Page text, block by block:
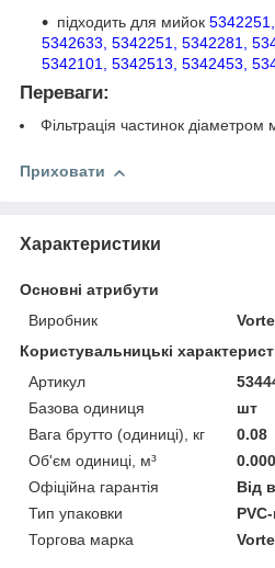
підходить для мийок 5342251
5342633 5342251 5342281
5342101
5342513 5342453
Переваги:
Фільтрація частинок
Приховати
Характеристики
Основні атрибути
Виробник
Користувальницькі
Артикул
Базова одиниця
шт
Вага брутто (одиниці), кг
0.08
Об'єм одиниці, м³
Офіційна гарантія
Від
Тип упаковки
Торгова марка